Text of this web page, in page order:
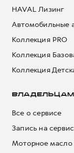
HAVAL Лизинг
Автомобильные
Коллекция PRO
Коллекция
Коллекция
ВЛАДЕЛЬЦАМ
Все о сервисе
Запись на сервис
Моторное масло